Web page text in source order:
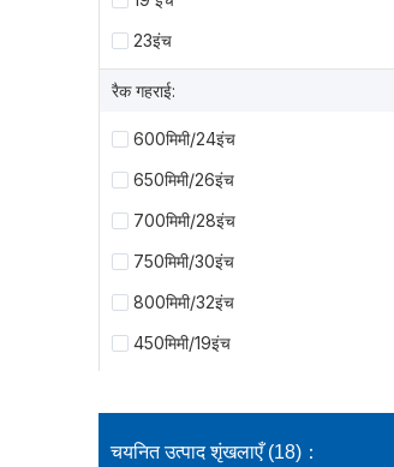
23इंच
रैक गहराई:
600मिमी/24इंच
650मिमी/26इंच
700मिमी/28इंच
750मिमी/30इंच
800मिमी/32इंच
450मिमी/19इंच
चयनित उत्पाद शृंखलाएँ (18)：